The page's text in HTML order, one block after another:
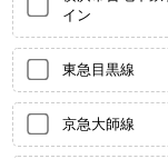
イン
東急目黒線
京急大師線